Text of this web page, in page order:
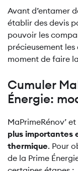
Avant d’entamer
établir des devis
pouvoir les
précieusement
moment de faire
Cumuler
Énergie:
MaPrimeRénov’
plus importantes
thermique. Pour
de la Prime